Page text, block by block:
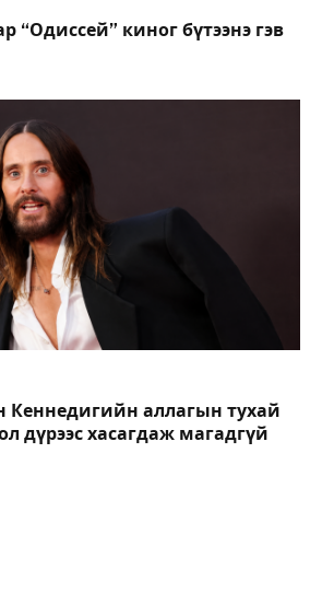
“Одиссей” киног бүтээнэ гэв
Кеннедигийн аллагын тухай
дүрээс хасагдаж магадгүй